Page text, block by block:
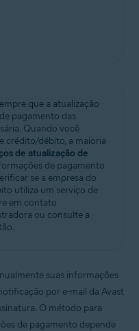
que a atualização
pagamento das
Quando você
crédito/débito, a maioria
de atualização de
de pagamento
se a empresa do
utiliza um serviço de
em contato
ou consulte a
suas informações
por e-mail da Avast
O método para
de pagamento depende